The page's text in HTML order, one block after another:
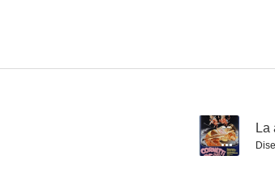
-- La